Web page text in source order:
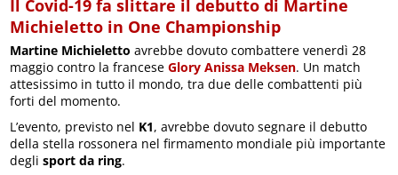
Il Covid-19 fa slittare il debutto di Martine
Michieletto in One Championship
Martine Michieletto avrebbe dovuto combattere venerdì 28
maggio contro la franceseGlory Anissa Meksen. Un match
attesissimo in tutto il mondo, tra due delle combattenti più
forti del momento.
L’evento, previsto nel K1, avrebbe dovuto segnare il debutto
della stella rossonera nel firmamento mondiale più importante
deglisport da ring.